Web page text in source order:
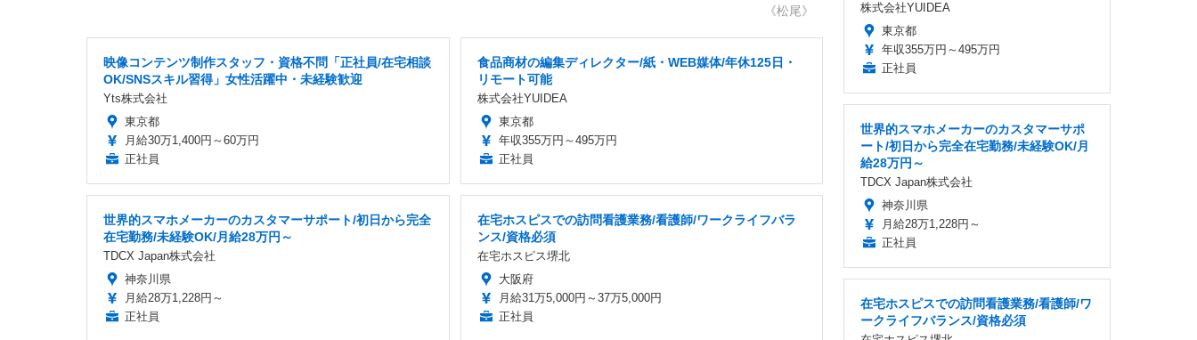
《松尾》
映像コンテンツ制作スタッフ・資格不問「正社員/在宅相談
OK/SNSスキル習得」女性活躍中・未経験歓迎
Yts株式会社
東京都
月給30万1,400円～60万円
正社員
食品商材の編集ディレクター/紙・WEB媒体/年休125日・
リモート可能
株式会社YUIDEA
東京都
年収355万円～495万円
正社員
世界的スマホメーカーのカスタマーサポート/初日から完全
在宅勤務/未経験OK/月給28万円～
TDCX Japan株式会社
神奈川県
月給28万1,228円～
正社員
在宅ホスピスでの訪問看護業務/看護師/ワークライフバラ
ンス/資格必須
在宅ホスピス堺北
大阪府
月給31万5,000円～37万5,000円
正社員
株式会社YUIDEA
東京都
年収355万円～495万円
正社員
世界的スマホメーカーのカスタマーサポ
ート/初日から完全在宅勤務/未経験OK/月
給28万円～
TDCX Japan株式会社
神奈川県
月給28万1,228円～
正社員
在宅ホスピスでの訪問看護業務/看護師/ワ
ークライフバランス/資格必須